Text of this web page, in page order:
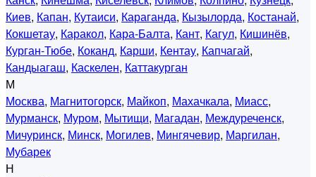
Киев, Капан, Кутаиси, Караганда, Кызылорда, Костанай,
Кокшетау, Каракол, Кара-Балта, Кант, Кагул, Кишинёв,
Курган-Тюбе, Коканд, Карши, Кентау, Капчагай,
Кандыагаш, Каскелен, Каттакурган
М
Москва, Магнитогорск, Майкоп, Махачкала, Миасс,
Мурманск, Муром, Мытищи, Магадан, Междуреченск,
Мичуринск, Минск, Могилев, Мингячевир, Маргилан,
Мубарек
Н